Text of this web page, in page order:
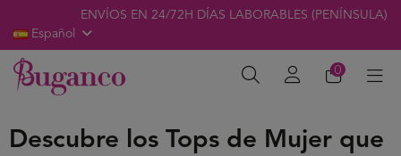
ENVÍOS EN 24/72H DÍAS LABORABLES (PENÍNSULA)
Español
0
Descubre los Tops de Mujer que